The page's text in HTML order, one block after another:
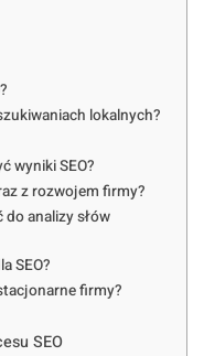
lokalnych?
wyniki SEO?
z rozwojem firmy?
analizy słów
SEO?
firmy?
SEO